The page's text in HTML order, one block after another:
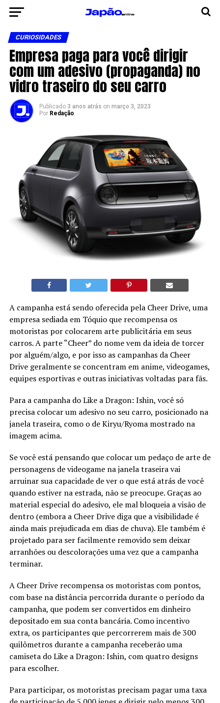
CURIOSIDADES
Empresa paga para você dirigir
com um adesivo (propaganda) no
vidro traseiro do seu carro
Publicado 3 anos atrás on março 3, 2023
Por Redação
A campanha está sendo oferecida pela Cheer Drive, uma
empresa sediada em Tóquio que recompensa os
motoristas por colocarem arte publicitária em seus
carros. A parte “Cheer” do nome vem da ideia de torcer
por alguém/algo, e por isso as campanhas da Cheer
Drive geralmente se concentram em anime, videogames,
equipes esportivas e outras iniciativas voltadas para fãs.
Para a campanha do Like a Dragon: Ishin, você só
precisa colocar um adesivo no seu carro, posicionado na
janela traseira, como o de Kiryu/Ryoma mostrado na
imagem acima.
Se você está pensando que colocar um pedaço de arte de
personagens de videogame na janela traseira vai
arruinar sua capacidade de ver o que está atrás de você
quando estiver na estrada, não se preocupe. Graças ao
material especial do adesivo, ele mal bloqueia a visão de
dentro (embora a Cheer Drive diga que a visibilidade é
ainda mais prejudicada em dias de chuva). Ele também é
projetado para ser facilmente removido sem deixar
arranhões ou descolorações uma vez que a campanha
terminar.
A Cheer Drive recompensa os motoristas com pontos,
com base na distância percorrida durante o período da
campanha, que podem ser convertidos em dinheiro
depositado em sua conta bancária. Como incentivo
extra, os participantes que percorrerem mais de 300
quilômetros durante a campanha receberão uma
camiseta do Like a Dragon: Ishin, com quatro designs
para escolher.
Para participar, os motoristas precisam pagar uma taxa